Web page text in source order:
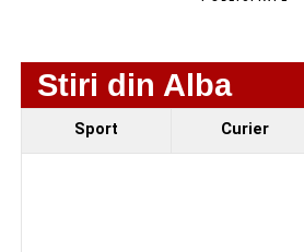
Ultimele știri din Sebeș
Stiri din Alba
Sport Curier